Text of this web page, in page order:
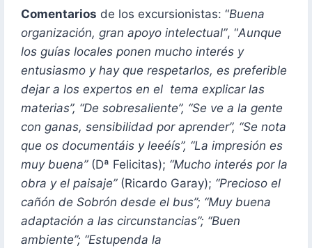
Comentarios de los excursionistas: “Buena
organización, gran apoyo intelectual”, “Aunque
los guías locales ponen mucho interés y
entusiasmo y hay que respetarlos, es preferible
dejar a los expertos en el tema explicar las
materias”, “De sobresaliente”, “Se ve a la gente
con ganas, sensibilidad por aprender”, “Se nota
que os documentáis y leeéís”, “La impresión es
muy buena” (Dª Felicitas); “Mucho interés por la
obra y el paisaje” (Ricardo Garay); “Precioso el
cañón de Sobrón desde el bus”; “Muy buena
adaptación a las circunstancias”; “Buen
ambiente”; “Estupenda la